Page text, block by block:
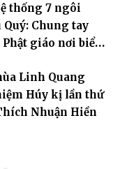
thống 7 ngôi
Chung tay
giáo nơi biển
Linh Quang
Húy kị lần thứ
Nhuận Hiền